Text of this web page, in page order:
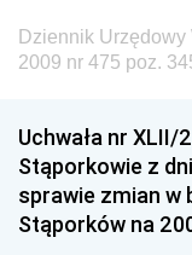
Dziennik
Dziennik
Narodowego i
Dziennik
Społecznej
Dziennik
2009 nr 475 poz.
Uchwała nr
Stąporkowie z
sprawie zmian w
Stąporków na